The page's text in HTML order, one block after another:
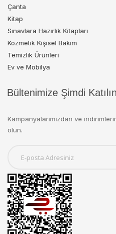
Çanta
Kitap
Sınavlara Hazırlık Kitapları
Kozmetik Kişisel Bakım
Temizlik Ürünleri
Ev ve Mobilya
Bültenimize Şimdi Katılın
Kampanyalarımızdan ve
olun.